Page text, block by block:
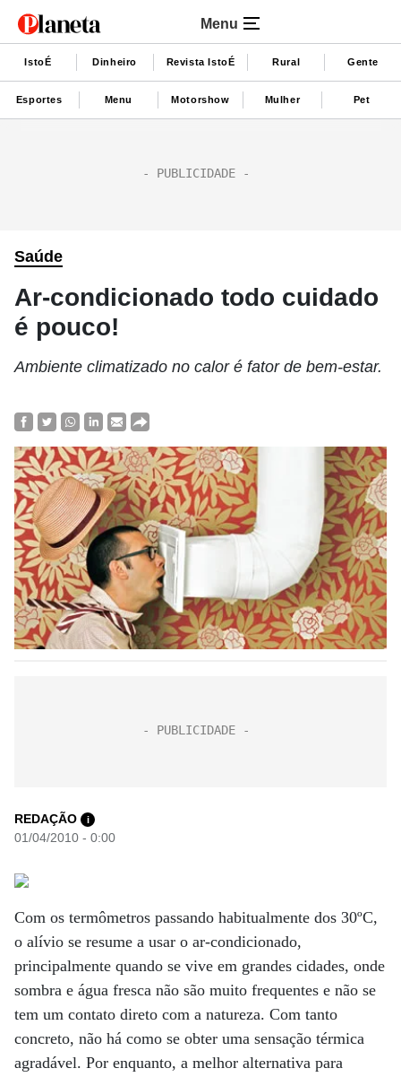
Menu
IstoÉ Dinheiro Revista IstoÉ Rural Gente
Esportes Menu Motorshow Mulher Pet
Saúde
Ar-condicionado todo cuidado
é pouco!
Ambiente climatizado no calor é fator de bem-estar.
REDAÇÃO i
01/04/2010 - 0:00
Com os termômetros passando habitualmente dos 30ºC,
o alívio se resume a usar o ar-condicionado,
principalmente quando se vive em grandes cidades, onde
sombra e água fresca não são muito frequentes e não se
tem um contato direto com a natureza. Com tanto
concreto, não há como se obter uma sensação térmica
agradável. Por enquanto, a melhor alternativa para